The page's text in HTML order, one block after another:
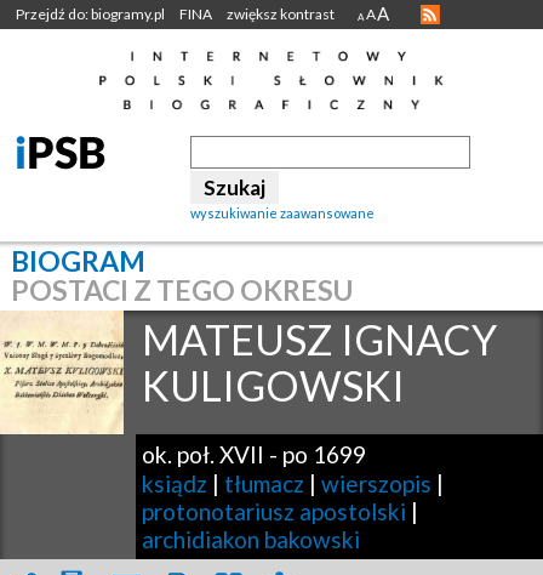
Przejdź do: biogramy.pl FINA zwiększ kontrast A AA
wyszukiwanie zaawansowane
BIOGRAM
POSTACI Z TEGO OKRESU
MATEUSZ IGNACY
KULIGOWSKI
ok. poł. XVII - po 1699
ksiądz | tłumacz | wierszopis |
protonotariusz apostolski |
archidiakon bakowski